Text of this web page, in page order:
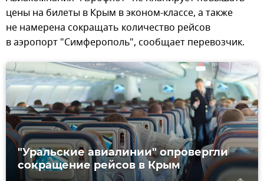
цены на билеты в Крым в эконом-классе, а также
не намерена сокращать количество рейсов
в аэропорт "Симферополь", сообщает перевозчик.
"Уральские авиалинии" опровергли
сокращение рейсов в Крым